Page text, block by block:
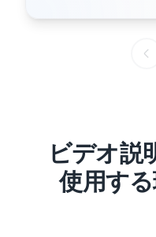
ビデオ説
使用す